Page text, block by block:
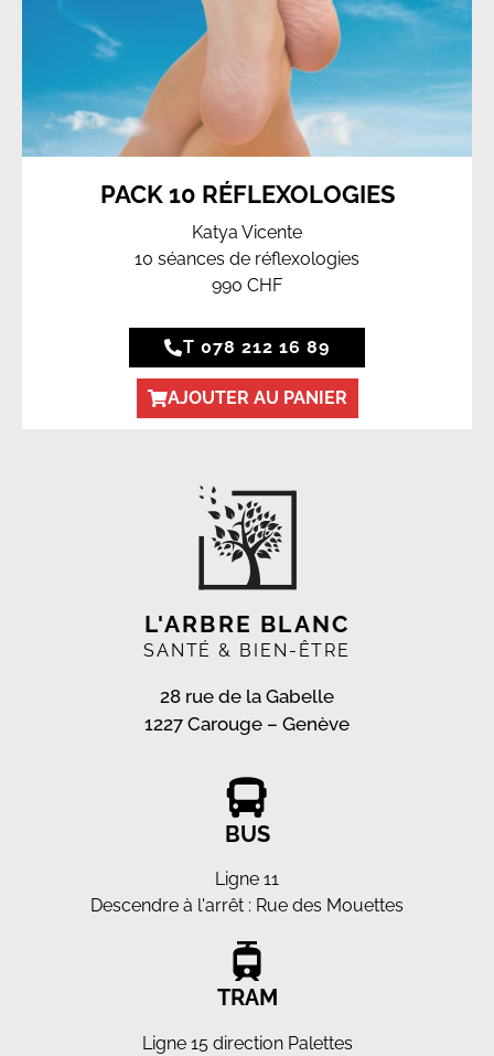
PACK 10 RÉFLEXOLOGIES
Katya Vicente
10 séances de réflexologies
990 CHF
T 078 212 16 89
AJOUTER AU PANIER
L'ARBRE BLANC
SANTÉ & BIEN-ÊTRE
28 rue de la Gabelle
1227 Carouge – Genève
TRAM
Ligne 15 direction Palettes
BUS
Ligne 11
Descendre à l'arrêt : Rue des Mouettes